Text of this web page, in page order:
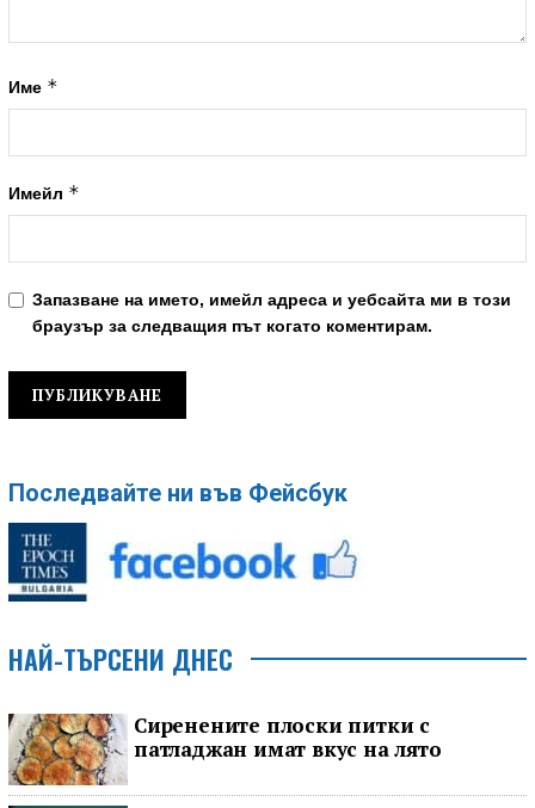
Име *
Имейл *
Запазване на името, имейл адреса и уебсайта ми в този
браузър за следващия път когато коментирам.
Последвайте ни във Фейсбук
НАЙ-ТЪРСЕНИ ДНЕС
Сиренените плоски питки с
патладжан имат вкус на лято